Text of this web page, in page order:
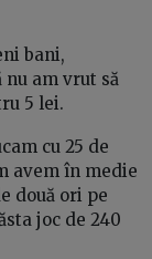
bani,
nu am vrut să
5 lei.
cu 25 de
avem în medie
două ori pe
joc de 240